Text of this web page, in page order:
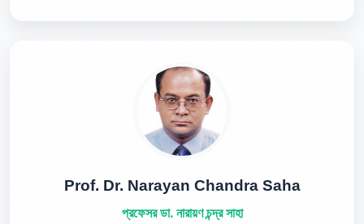
Prof. Dr. Narayan Chandra Saha
প্রফেসর ডা. নারায়ণ চন্দ্র সাহা